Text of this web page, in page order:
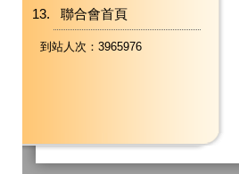
聯合會首頁
到站人次：3965976